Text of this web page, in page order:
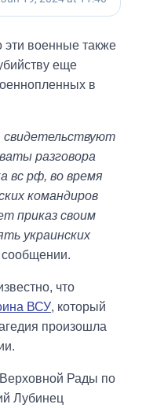
эти военные также
еще
в
разговора
вс рф, во время
командиров
приказ своим
украинских
сообщении.
что
ВСУ, который
произошла
Рады по
Лубинец